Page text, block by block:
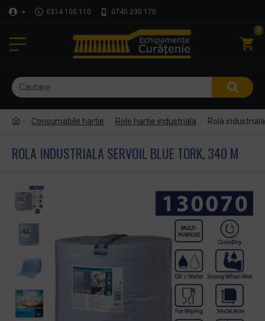
0314 100 110 0740 230 170
0
Consumabile hartie Role hartie industriala Rola
ROLA INDUSTRIALA SERVOIL BLUE TORK, 340 M